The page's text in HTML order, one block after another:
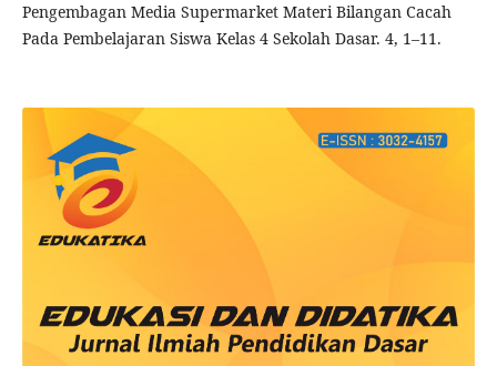
Pengembagan Media Supermarket Materi Bilangan Cacah
Pada Pembelajaran Siswa Kelas 4 Sekolah Dasar. 4, 1–11.